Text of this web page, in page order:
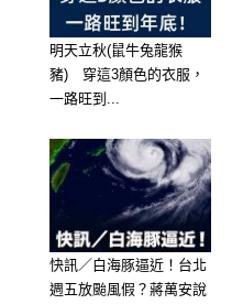
明天立秋(鼠牛兔龍猴
豬) 穿這3顏色的衣服，
一路旺到...
快訊／白海豚逼近！台北
週五放颱風假？蔣萬安說